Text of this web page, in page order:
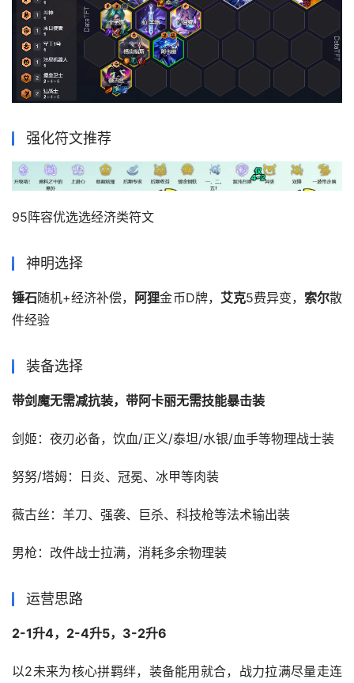
强化符文推荐
95阵容优选选经济类符文
神明选择
锤石随机+经济补偿， 阿狸金币D牌， 艾克5费异变， 索尔散
件经验
装备选择
带剑魔无需减抗装， 带阿卡丽无需技能暴击装
剑姬：夜刃必备，饮血/正义/泰坦/水银/血手等物理战士装
努努/塔姆：日炎、冠冕、冰甲等肉装
薇古丝：羊刀、强袭、巨杀、科技枪等法术输出装
男枪：改件战士拉满，消耗多余物理装
运营思路
2-1升4，2-4升5，3-2升6
以2未来为核心拼羁绊，装备能用就合，战力拉满尽量走连